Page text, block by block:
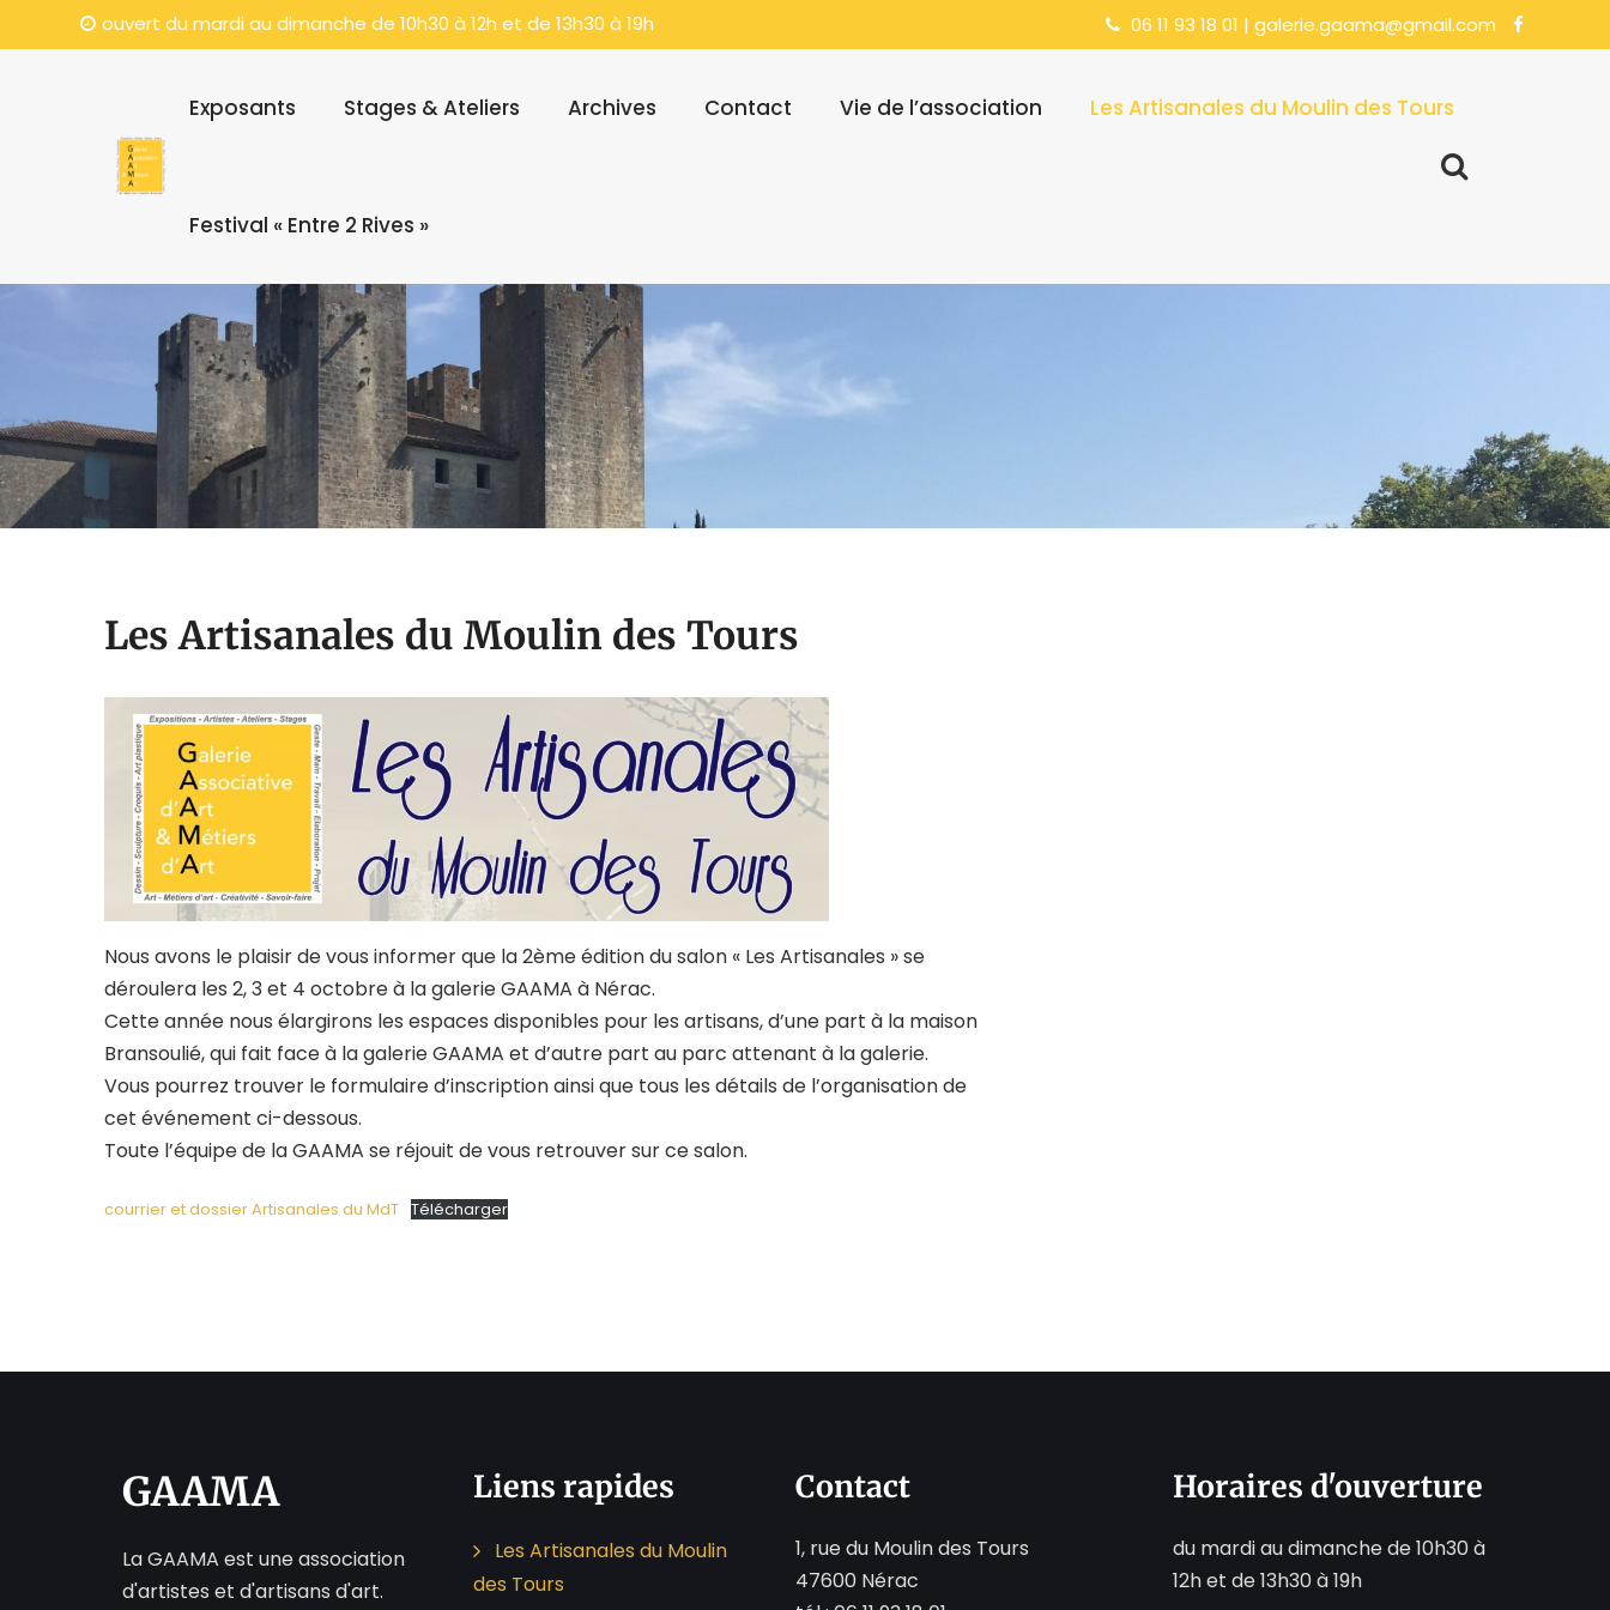
ouvert du mardi au dimanche de 10h30 à 12h et de 13h30 à 19h 06 11 93 18 01 | galerie.gaama@gmail.com
Exposants Stages & Ateliers Archives Contact Vie de l’association Les Artisanales du Moulin des Tours
Festival « Entre 2 Rives »
Les Artisanales du Moulin des Tours
Nous avons le plaisir de vous informer que la 2ème édition du salon « Les Artisanales » se
déroulera les 2, 3 et 4 octobre à la galerie GAAMA à Nérac.
Cette année nous élargirons les espaces disponibles pour les artisans, d’une part à la maison
Bransoulié, qui fait face à la galerie GAAMA et d’autre part au parc attenant à la galerie.
Vous pourrez trouver le formulaire d’inscription ainsi que tous les détails de l’organisation de
cet événement ci-dessous.
Toute l’équipe de la GAAMA se réjouit de vous retrouver sur ce salon.
courrier et dossier Artisanales du MdT Télécharger
GAAMA
La GAAMA est une association
d'artistes et d'artisans d'art.
Liens rapides
Les Artisanales du Moulin
des Tours
Contact
1, rue du Moulin des Tours
47600 Nérac
Horaires d'ouverture
du mardi au dimanche de 10h30 à
12h et de 13h30 à 19h